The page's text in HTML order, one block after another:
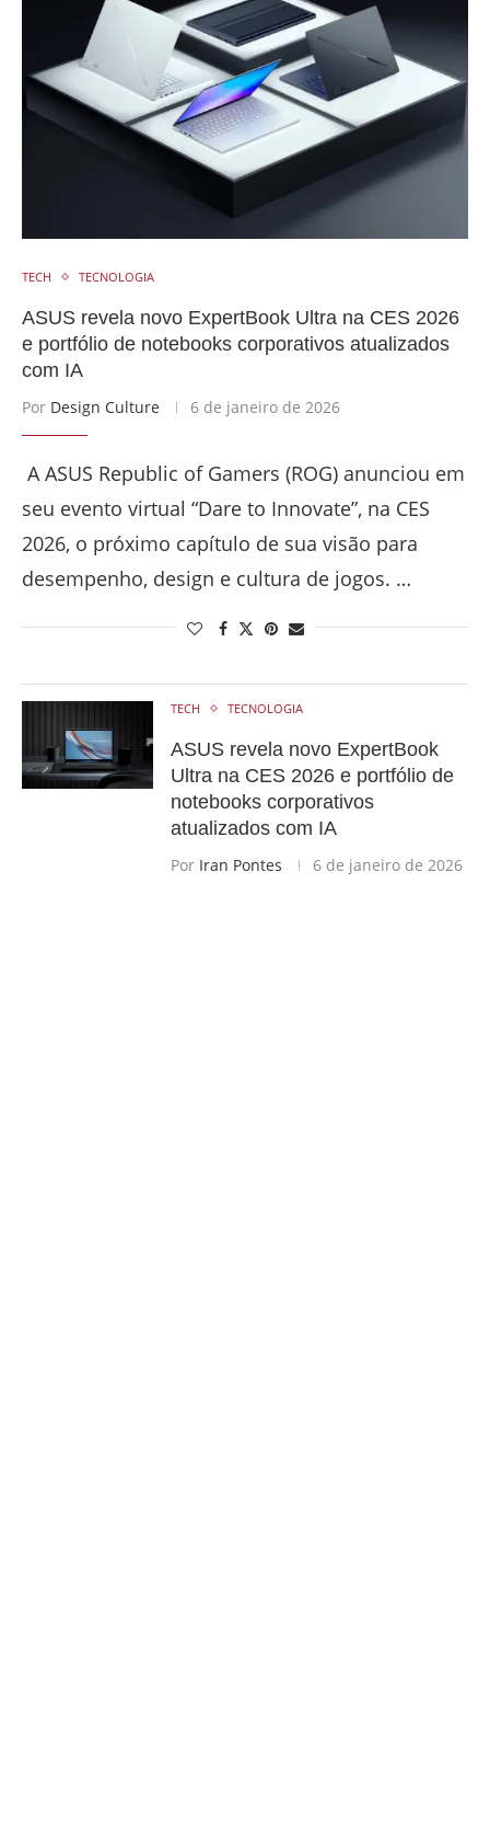
TECH TECNOLOGIA
ASUS revela novo ExpertBook Ultra na CES 2026
e portfólio de notebooks corporativos atualizados
com IA
Por Design Culture 6 de janeiro de 2026
A ASUS Republic of Gamers (ROG) anunciou em
seu evento virtual “Dare to Innovate”, na CES
2026, o próximo capítulo de sua visão para
desempenho, design e cultura de jogos. …
TECH TECNOLOGIA
ASUS revela novo ExpertBook
Ultra na CES 2026 e portfólio de
notebooks corporativos
atualizados com IA
Por Iran Pontes 6 de janeiro de 2026